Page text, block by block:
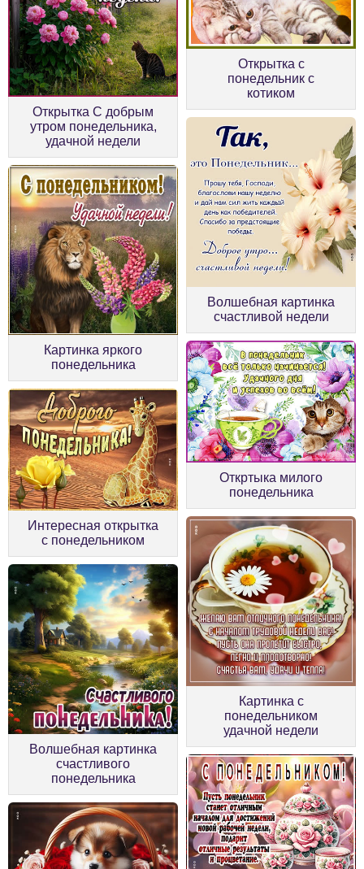
Открытка С добрым
утром понедельника,
удачной недели
Открытка с
понедельник с
котиком
Картинка яркого
понедельника
Волшебная картинка
счастливой недели
Интересная открытка
с понедельником
Откртыка милого
понедельника
Волшебная картинка
счастливого
понедельника
Картинка с
понедельником
удачной недели